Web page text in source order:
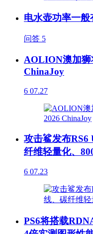
电水壶功率一般
问答 5
AOLION澳加狮
ChinaJoy
6 07.27
攻击鲨发布
纤维轻量化、
6 07.23
PS6将搭载